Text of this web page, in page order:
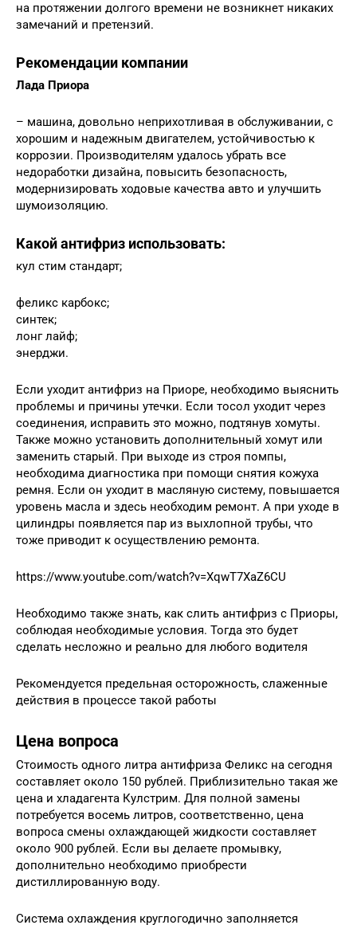
на протяжении долгого времени не возникнет никаких
замечаний и претензий.
Рекомендации компании
Лада Приора
– машина, довольно неприхотливая в обслуживании, с
хорошим и надежным двигателем, устойчивостью к
коррозии. Производителям удалось убрать все
недоработки дизайна, повысить безопасность,
модернизировать ходовые качества авто и улучшить
шумоизоляцию.
Какой антифриз использовать:
кул стим стандарт;
феликс карбокс;
синтек;
лонг лайф;
энерджи.
Если уходит антифриз на Приоре, необходимо выяснить
проблемы и причины утечки. Если тосол уходит через
соединения, исправить это можно, подтянув хомуты.
Также можно установить дополнительный хомут или
заменить старый. При выходе из строя помпы,
необходима диагностика при помощи снятия кожуха
ремня. Если он уходит в масляную систему, повышается
уровень масла и здесь необходим ремонт. А при уходе в
цилиндры появляется пар из выхлопной трубы, что
тоже приводит к осуществлению ремонта.
https://www.youtube.com/watch?v=XqwT7XaZ6CU
Необходимо также знать, как слить антифриз с Приоры,
соблюдая необходимые условия. Тогда это будет
сделать несложно и реально для любого водителя
Рекомендуется предельная осторожность, слаженные
действия в процессе такой работы
Цена вопроса
Стоимость одного литра антифриза Феликс на сегодня
составляет около 150 рублей. Приблизительно такая же
цена и хладагента Кулстрим. Для полной замены
потребуется восемь литров, соответственно, цена
вопроса смены охлаждающей жидкости составляет
около 900 рублей. Если вы делаете промывку,
дополнительно необходимо приобрести
дистиллированную воду.
Система охлаждения круглогодично заполняется